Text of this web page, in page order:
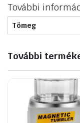
További
Tömeg
További